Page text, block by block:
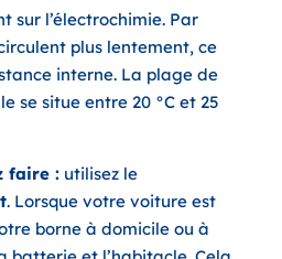
sur l’électrochimie. Par
plus lentement, ce
interne. La plage de
se situe entre 20 °C et 25
faire : utilisez le
. Lorsque votre voiture est
borne à domicile ou à